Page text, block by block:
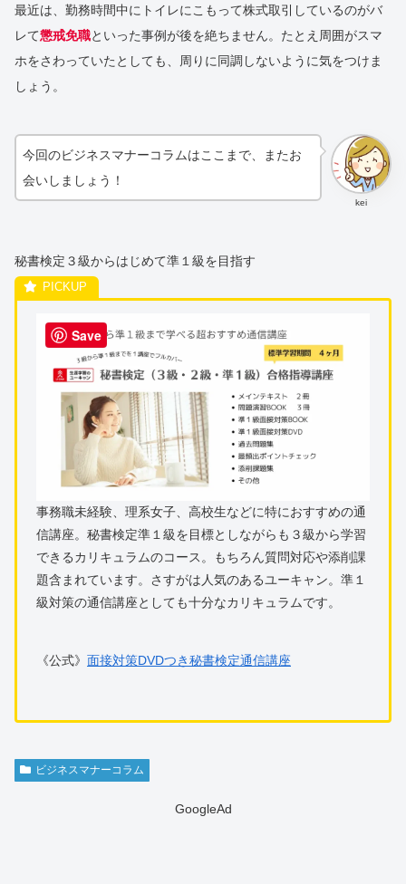
最近は、勤務時間中にトイレにこもって株式取引しているのがバ
レて懲戒免職といった事例が後を絶ちません。たとえ周囲がスマ
ホをさわっていたとしても、周りに同調しないように気をつけま
しょう。
kei
今回のビジネスマナーコラムはここまで、またお
会いしましょう！
秘書検定３級からはじめて準１級を目指す
事務職未経験、理系女子、高校生などに特におすすめの通
信講座。秘書検定準１級を目標としながらも３級から学習
できるカリキュラムのコース。もちろん質問対応や添削課
題含まれています。さすがは人気のあるユーキャン。準１
級対策の通信講座としても十分なカリキュラムです。
《公式》 面接対策DVDつき秘書検定通信講座
ビジネスマナーコラム
GoogleAd
Save